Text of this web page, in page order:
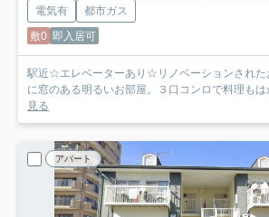
電気有
都市ガス
敷0 即入居可
駅近☆エレベーターあり☆リノベーションされた
に窓のある明るいお部屋。３口コンロで料理も
見る
アパート